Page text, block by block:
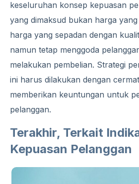
keseluruhan konsep kepuasan
yang dimaksud bukan harga
harga yang sepadan dengan
namun tetap menggoda
melakukan pembelian. Strategi
ini harus dilakukan dengan
memberikan keuntungan untuk
pelanggan.
Terakhir, Terkait
Kepuasan Pelanggan